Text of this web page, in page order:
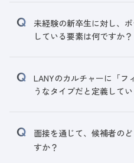
未経験の新卒生に対し、
している要素は何ですか？
LANYのカルチャーに「フ
うなタイプだと定義して
面接を通じて、候補者の
すか？